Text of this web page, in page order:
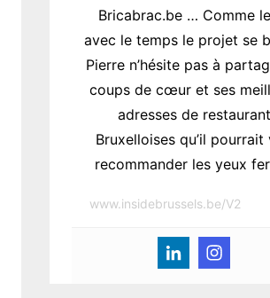
Bricabrac.be … Comme
avec le temps le projet se
Pierre n’hésite pas à
coups de cœur et ses
adresses de
Bruxelloises qu’il pourrait
recommander les yeux
www.insidebrussels.be/V2